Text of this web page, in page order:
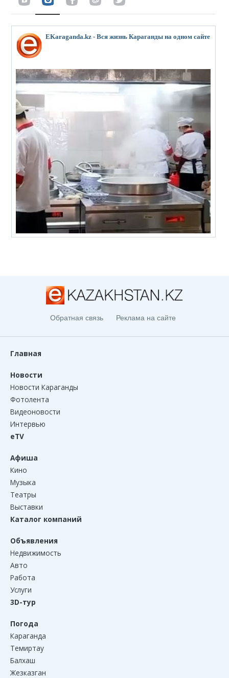
EKaraganda.kz - Вся жизнь Караганды на одном сайте
Обратная связь Реклама на сайте
Главная
Новости
Новости Караганды
Фотолента
Видеоновости
Интервью
eTV
Афиша
Кино
Музыка
Театры
Выставки
Каталог компаний
Объявления
Недвижимость
Авто
Работа
Услуги
3D-тур
Погода
Караганда
Темиртау
Балхаш
Жезказган